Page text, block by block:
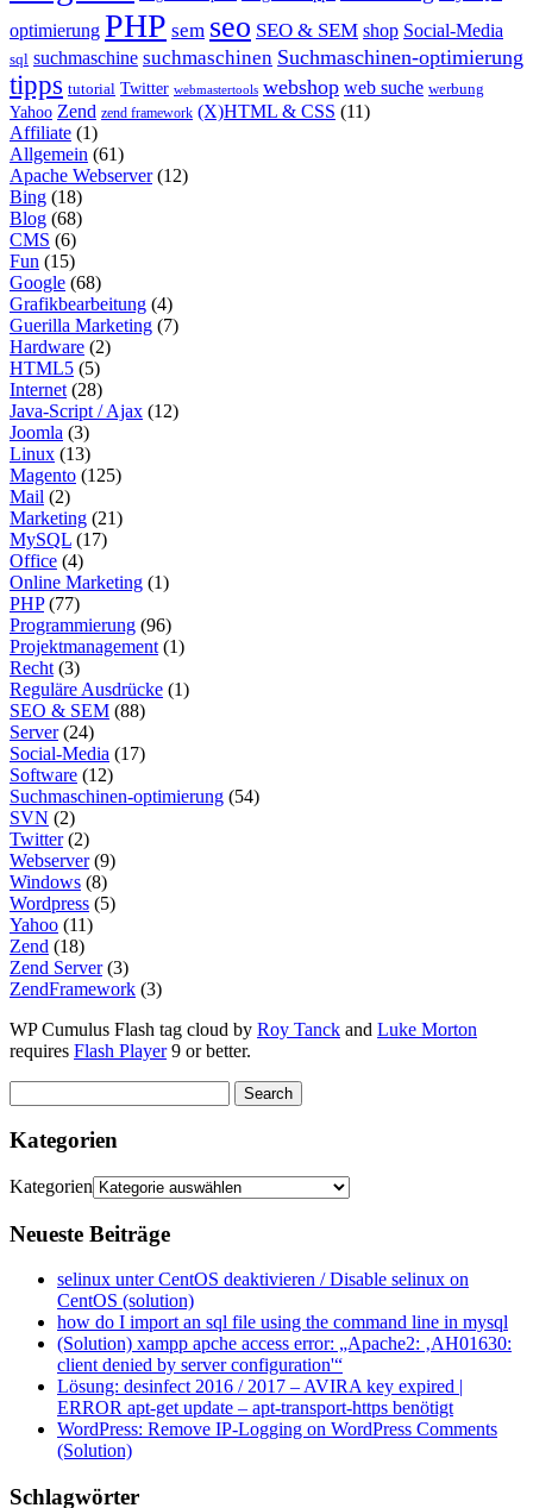
optimierung PHP sem seo SEO & SEM shop Social-Media
sql suchmaschine suchmaschinen Suchmaschinen-optimierung
tipps tutorial Twitter webmastertools webshop web suche werbung
Yahoo Zend zend framework (X)HTML & CSS (11)
Affiliate (1)
Allgemein (61)
Apache Webserver(12)
Bing (18)
Blog (68)
CMS (6)
Fun (15)
Google (68)
Grafikbearbeitung (4)
Guerilla Marketing (7)
Hardware (2)
HTML5 (5)
Internet (28)
Java-Script / Ajax (12)
Joomla (3)
Linux (13)
Magento (125)
Mail (2)
Marketing (21)
MySQL (17)
Office (4)
Online Marketing (1)
PHP(77)
Programmierung (96)
Projektmanagement (1)
Recht (3)
Reguläre Ausdrücke (1)
SEO & SEM (88)
Server(24)
Social-Media (17)
Software (12)
Suchmaschinen-optimierung (54)
SVN (2)
Twitter(2)
Webserver(9)
Windows (8)
Wordpress (5)
Yahoo (11)
Zend (18)
Zend Server(3)
ZendFramework (3)
WP Cumulus Flash tag cloud by Roy Tanck and Luke Morton
requires Flash Player9 or better.
Kategorien
Kategorien
Neueste Beiträge
selinux unter CentOS deaktivieren / Disable selinux on
CentOS (solution)
how do I import an sql file using the command line in mysql
(Solution) xampp apche access error: „Apache2: ‚AH01630:
client denied by server configuration'“
Lösung: desinfect 2016 / 2017 – AVIRA key expired |
ERROR apt-get update – apt-transport-https benötigt
WordPress: Remove IP-Logging on WordPress Comments
(Solution)
Schlagwörter